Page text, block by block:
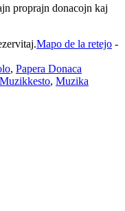
proprajn donacojn kaj
Mapo de la retejo -
, Papera Donaca
Muzikkesto, Muzika